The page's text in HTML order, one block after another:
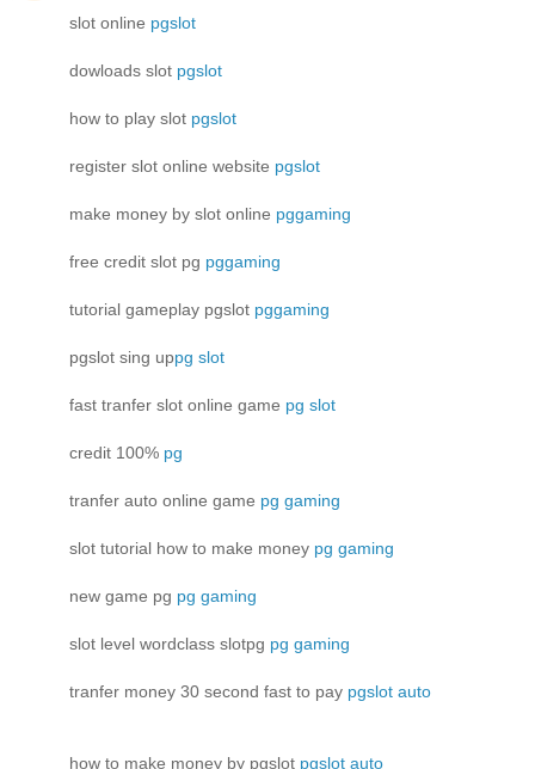
slot online pgslot
dowloads slot pgslot
how to play slot pgslot
register slot online website pgslot
make money by slot online pggaming
free credit slot pg pggaming
tutorial gameplay pgslot pggaming
pgslot sing uppg slot
fast tranfer slot online game pg slot
credit 100% pg
tranfer auto online game pg gaming
slot tutorial how to make money pg gaming
new game pg pg gaming
slot level wordclass slotpg pg gaming
tranfer money 30 second fast to pay pgslot auto
how to make money by pgslot pgslot auto